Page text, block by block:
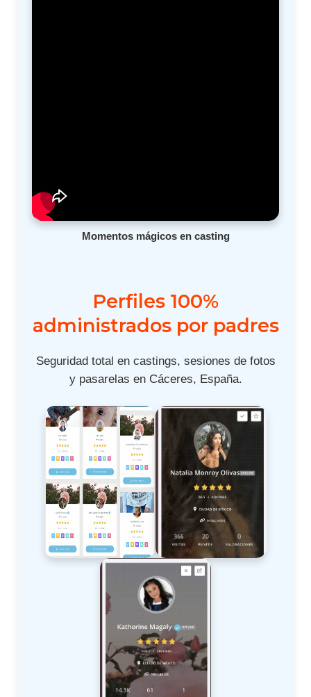
Momentos mágicos en casting
Perfiles 100%
administrados por padres
Seguridad total en castings, sesiones de fotos
y pasarelas en Cáceres, España.